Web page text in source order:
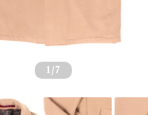
1 /7